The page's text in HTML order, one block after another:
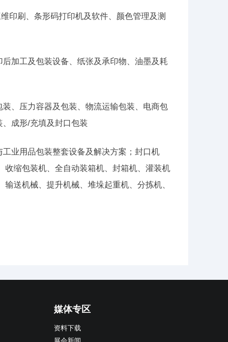
印刷、条形码打印机及软件、颜色管理及测
加工及包装设备、纸张及承印物、油墨及耗
、压力容器及包装、物流运输包装、电商包
成形/充填及封口包装
业用品包装整套设备及解决方案；封口机
缩包装机、全自动装箱机、封箱机、灌装机
送机械、提升机械、堆垛起重机、分拣机、
媒体专区
资料下载